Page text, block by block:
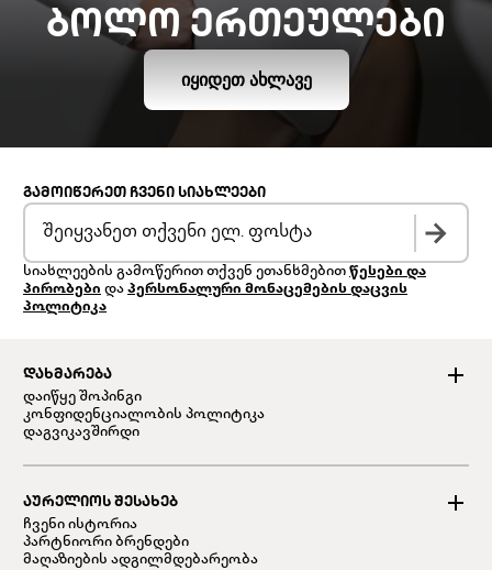
ᲑᲝᲚᲝ ᲔᲠᲗᲔᲣᲚᲔᲑᲘ
ᲘᲧᲘᲓᲔᲗ ᲐᲮᲚᲐᲕᲔ
ᲓᲐᲮᲛᲐᲠᲔᲑᲐ
დაიწყე შოპინგი
კონფიდენციალობის პოლიტიკა
დაგვიკავშირდი
ᲐᲣᲠᲔᲚᲘᲝᲡ ᲨᲔᲡᲐᲮᲔᲑ
ჩვენი ისტორია
პარტნიორი ბრენდები
მაღაზიების ადგილმდებარეობა
ᲒᲐᲛᲝᲘᲬᲔᲠᲔᲗ ᲩᲕᲔᲜᲘ ᲡᲘᲐᲮᲚᲔᲔᲑᲘ
სიახლეების გამოწერით თქვენ ეთანხმებით წესები და
პირობები და პერსონალური მონაცემების დაცვის
პოლიტიკა